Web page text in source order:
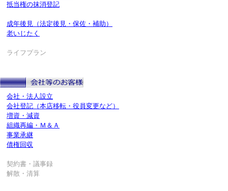
抵当権の抹消登記
成年後見（法定後見・保佐・補助）
老いじたく
ライフプラン
会社・法人設立
会社登記（本店移転・役員変更など）
増資・減資
組織再編・Ｍ＆Ａ
事業承継
債権回収
契約書・議事録
解散・清算